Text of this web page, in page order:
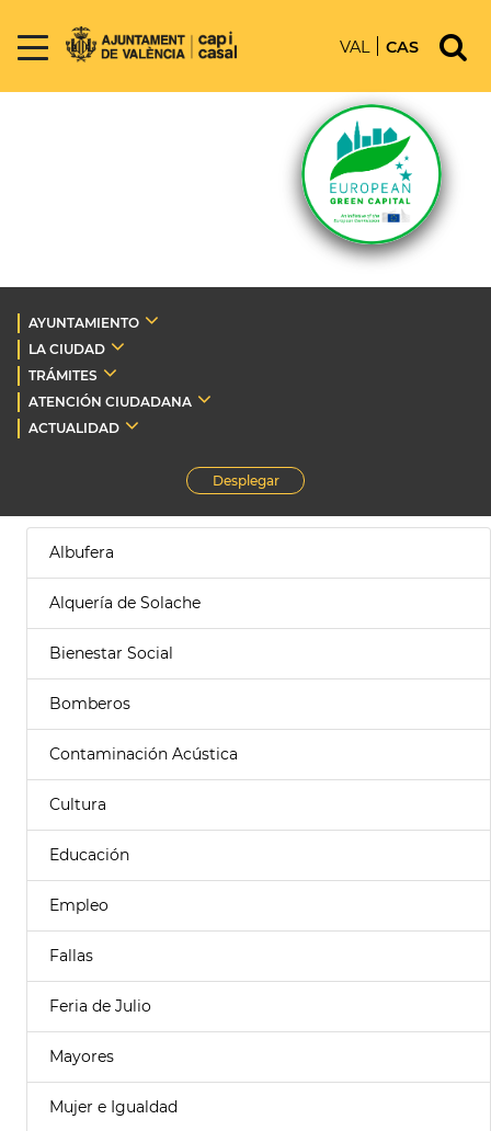
VAL CAS
AYUNTAMIENTO
LA CIUDAD
TRÁMITES
ATENCIÓN CIUDADANA
ACTUALIDAD
Desplegar
Albufera
Alquería de Solache
Bienestar Social
Bomberos
Contaminación Acústica
Cultura
Educación
Empleo
Fallas
Feria de Julio
Mayores
Mujer e Igualdad